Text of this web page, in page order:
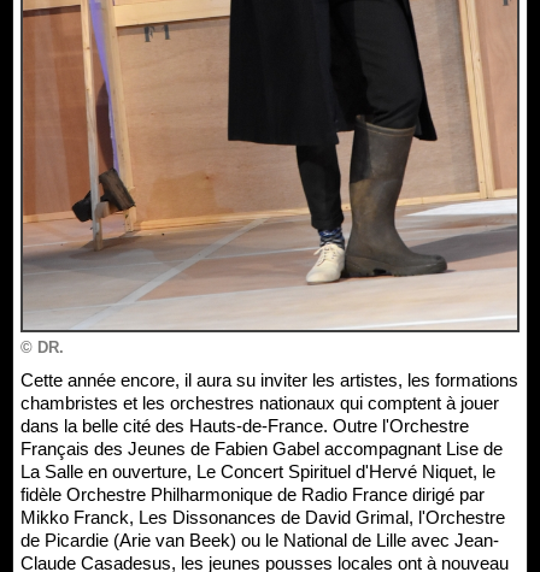
© DR.
Cette année encore, il aura su inviter les artistes, les formations
chambristes et les orchestres nationaux qui comptent à jouer
dans la belle cité des Hauts-de-France. Outre l'Orchestre
Français des Jeunes de Fabien Gabel accompagnant Lise de
La Salle en ouverture, Le Concert Spirituel d'Hervé Niquet, le
fidèle Orchestre Philharmonique de Radio France dirigé par
Mikko Franck, Les Dissonances de David Grimal, l'Orchestre
de Picardie (Arie van Beek) ou le National de Lille avec Jean-
Claude Casadesus, les jeunes pousses locales ont à nouveau